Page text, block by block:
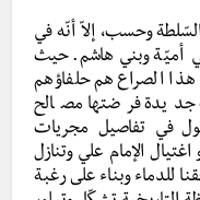
وحسب، إلاّ أنّه في
أميّة وبني هاشم. حيث
هذا الصراع هم حلفاؤهم
جديدة فرضتها مصالح
في تفاصيل مجريات
الإمام علي وتنازل
للدماء وبناء على رغبة